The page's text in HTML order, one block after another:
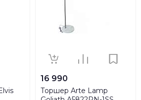
16 990
Торшер Arte Lamp